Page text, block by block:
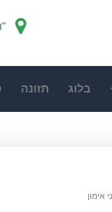
בלוג תזונה
אימון